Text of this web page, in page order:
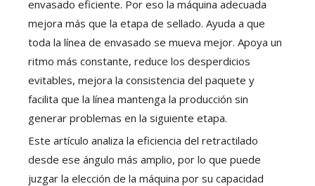
envasado eficiente. Por eso la máquina adecuada
mejora más que la etapa de sellado. Ayuda a que
toda la línea de envasado se mueva mejor. Apoya un
ritmo más constante, reduce los desperdicios
evitables, mejora la consistencia del paquete y
facilita que la línea mantenga la producción sin
generar problemas en la siguiente etapa.
Este artículo analiza la eficiencia del retractilado
desde ese ángulo más amplio, por lo que puede
juzgar la elección de la máquina por su capacidad